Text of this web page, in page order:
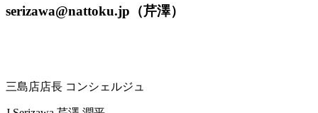
serizawa@nattoku.jp（芹澤）
三島店店長 コンシェルジュ